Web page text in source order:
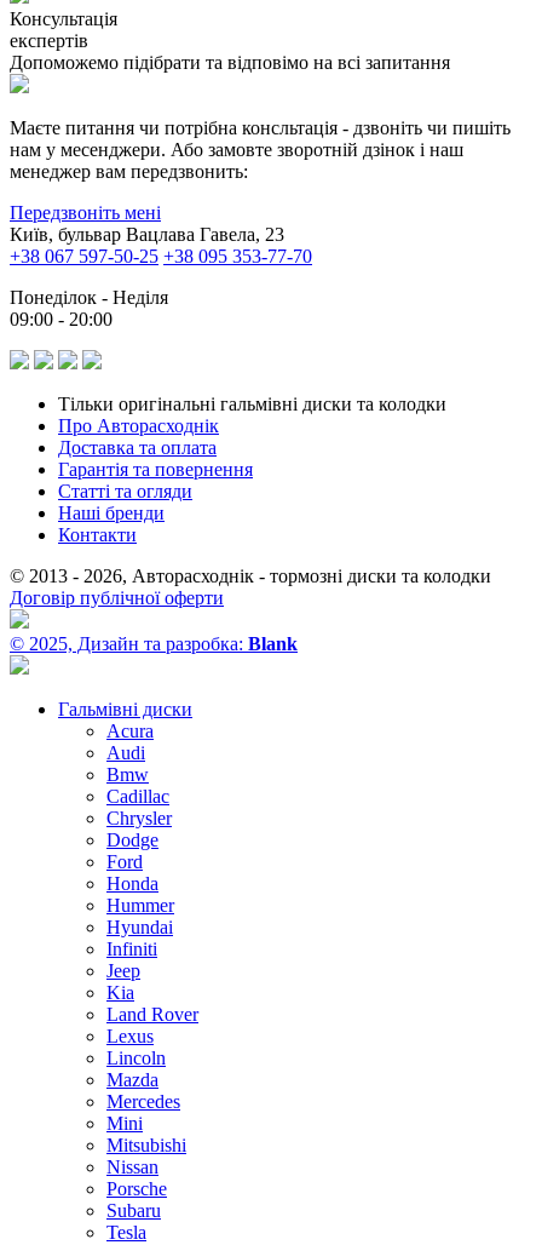
Консультація
експертів
Допоможемо підібрати та відповімо на всі запитання
Маєте питання чи потрібна консльтація - дзвоніть чи пишіть
нам у месенджери. Або замовте зворотній дзінок і наш
менеджер вам передзвонить:
Передзвоніть мені
Київ, бульвар Вацлава Гавела, 23
+38 067 597-50-25 +38 095 353-77-70
Понеділок - Неділя
09:00 - 20:00
Тільки оригінальні гальмівні диски та колодки
Про Авторасходнік
Доставка та оплата
Гарантія та повернення
Статті та огляди
Наші бренди
Контакти
© 2013 - 2026, Авторасходнік - тормозні диски та колодки
Договір публічної оферти
© 2025, Дизайн та разробка: Blank
Гальмівні диски
Acura
Audi
Bmw
Cadillac
Chrysler
Dodge
Ford
Honda
Hummer
Hyundai
Infiniti
Jeep
Kia
Land Rover
Lexus
Lincoln
Mazda
Mercedes
Mini
Mitsubishi
Nissan
Porsche
Subaru
Tesla